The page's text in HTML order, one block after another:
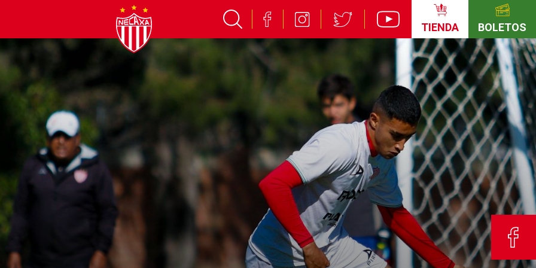
TIENDA BOLETOS